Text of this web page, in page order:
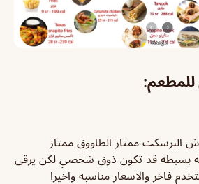
للمطعم:
البرسكت ممتاز الطاووق ممتاز
بسيطه قد تكون ذوق شخصي لكن يرقى
فاخر والاسعار مناسبه واخيرا